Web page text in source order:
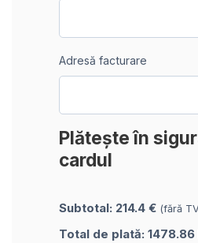
Adresă facturare
Plătește în
cardul
Subtotal: 214.4 € (fără
Total de plată: 1478.86